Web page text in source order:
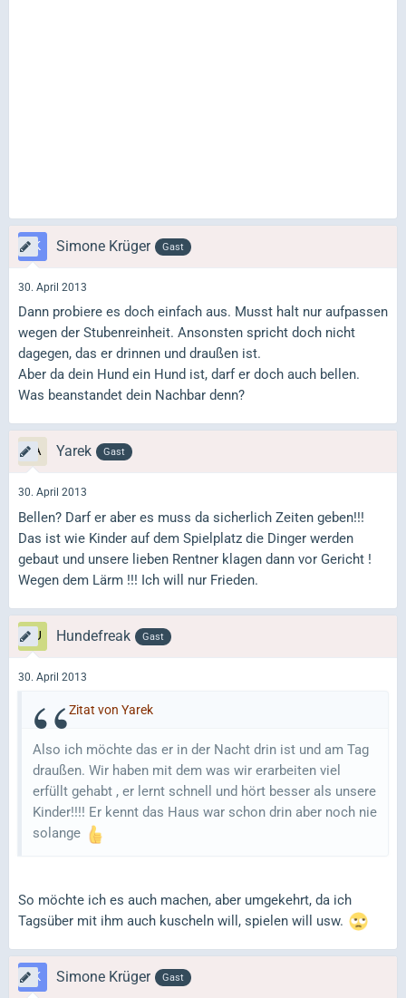
Simone Krüger Gast
30. April 2013
Dann probiere es doch einfach aus. Musst halt nur aufpassen
wegen der Stubenreinheit. Ansonsten spricht doch nicht
dagegen, das er drinnen und draußen ist.
Aber da dein Hund ein Hund ist, darf er doch auch bellen.
Was beanstandet dein Nachbar denn?
Yarek Gast
30. April 2013
Bellen? Darf er aber es muss da sicherlich Zeiten geben!!!
Das ist wie Kinder auf dem Spielplatz die Dinger werden
gebaut und unsere lieben Rentner klagen dann vor Gericht !
Wegen dem Lärm !!! Ich will nur Frieden.
Hundefreak Gast
30. April 2013
Zitat von Yarek
Also ich möchte das er in der Nacht drin ist und am Tag
draußen. Wir haben mit dem was wir erarbeiten viel
erfüllt gehabt , er lernt schnell und hört besser als unsere
Kinder!!!! Er kennt das Haus war schon drin aber noch nie
solange
So möchte ich es auch machen, aber umgekehrt, da ich
Tagsüber mit ihm auch kuscheln will, spielen will usw.
Simone Krüger Gast